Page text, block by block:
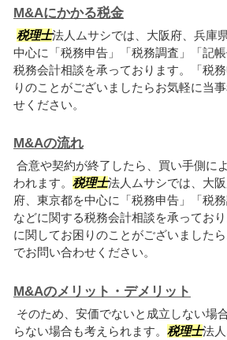
M&Aにかかる税金
税理士法人ムサシでは、大阪府、兵庫
中心に「税務申告」「税務調査」「記
税務会計相談を承っております。「税
りのことがございましたらお気軽に当
せください。
M&Aの流れ
合意や契約が終了したら、買い手側に
われます。 税理士法人ムサシでは、大
府、東京都を中心に「税務申告」「税務
などに関する税務会計相談を承っており
に関してお困りのことがございました
でお問い合わせください。
M&Aのメリット・デメリット
そのため、安価でないと成立しない場
らない場合も考えられます。 税理士法